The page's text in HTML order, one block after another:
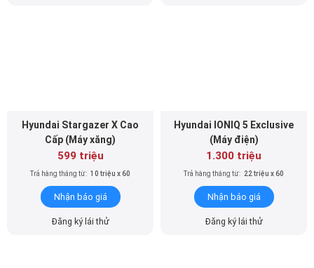
Hyundai Stargazer X Cao
Cấp (Máy xăng)
599 triệu
Trả hàng tháng từ: 10 triệu x 60
Nhận báo giá
Đăng ký lái thử
Hyundai IONIQ 5 Exclusive
(Máy điện)
1.300 triệu
Trả hàng tháng từ: 22 triệu x 60
Nhận báo giá
Đăng ký lái thử